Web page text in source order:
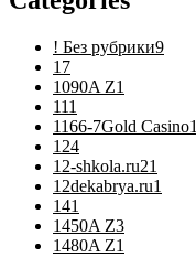
! Без рубрики9
1 7
1090A Z1
111
1166-7Gold Casino1
124
12-shkola.ru21
12dekabrya.ru1
141
1450A Z3
1480A Z1